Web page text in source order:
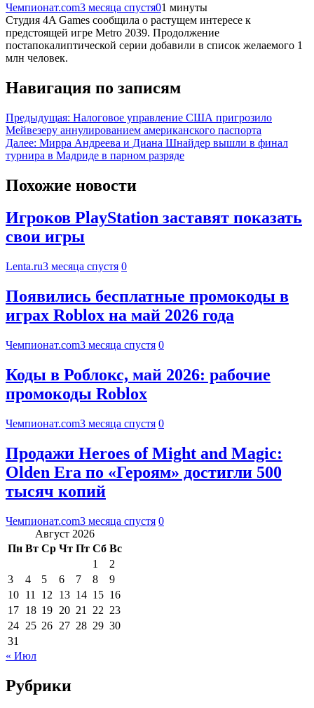
Чемпионат.com3 месяца спустя01 минуты
Студия 4A Games сообщила о растущем интересе к
предстоящей игре Metro 2039. Продолжение
постапокалиптической серии добавили в список желаемого 1
млн человек.
Навигация по записям
Предыдущая: Налоговое управление США пригрозило
Мейвезеру аннулированием американского паспорта
Далее: Мирра Андреева и Диана Шнайдер вышли в финал
турнира в Мадриде в парном разряде
Похожие новости
Игроков PlayStation заставят показать
свои игры
Lenta.ru3 месяца спустя 0
Появились бесплатные промокоды в
играх Roblox на май 2026 года
Чемпионат.com3 месяца спустя 0
Коды в Роблокс, май 2026: рабочие
промокоды Roblox
Чемпионат.com3 месяца спустя 0
Продажи Heroes of Might and Magic:
Olden Era по «Героям» достигли 500
тысяч копий
Чемпионат.com3 месяца спустя 0
Август 2026
Пн Вт Ср Чт Пт Сб Вс
1
2
3
4 5 6 7 8
9
10 11 12 13 14 15 16
17 18 19 20 21 22 23
24 25 26 27 28 29 30
31
« Июл
Рубрики